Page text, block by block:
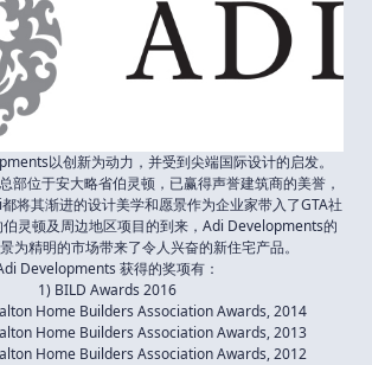
以创新为动力，并受到尖端国际设计的启发。
部位于安大略省伯灵顿，已赢得声誉建筑商的美誉，
将其渐进的设计美学和愿景作为企业家带入了GTA社
灵顿及周边地区项目的到来，Adi Developments的
为精明的市场带来了令人兴奋的新住宅产品。
Developments 获得的奖项有：
1) BILD Awards 2016
Home Builders Association Awards, 2014
Home Builders Association Awards, 2013
Home Builders Association Awards, 2012